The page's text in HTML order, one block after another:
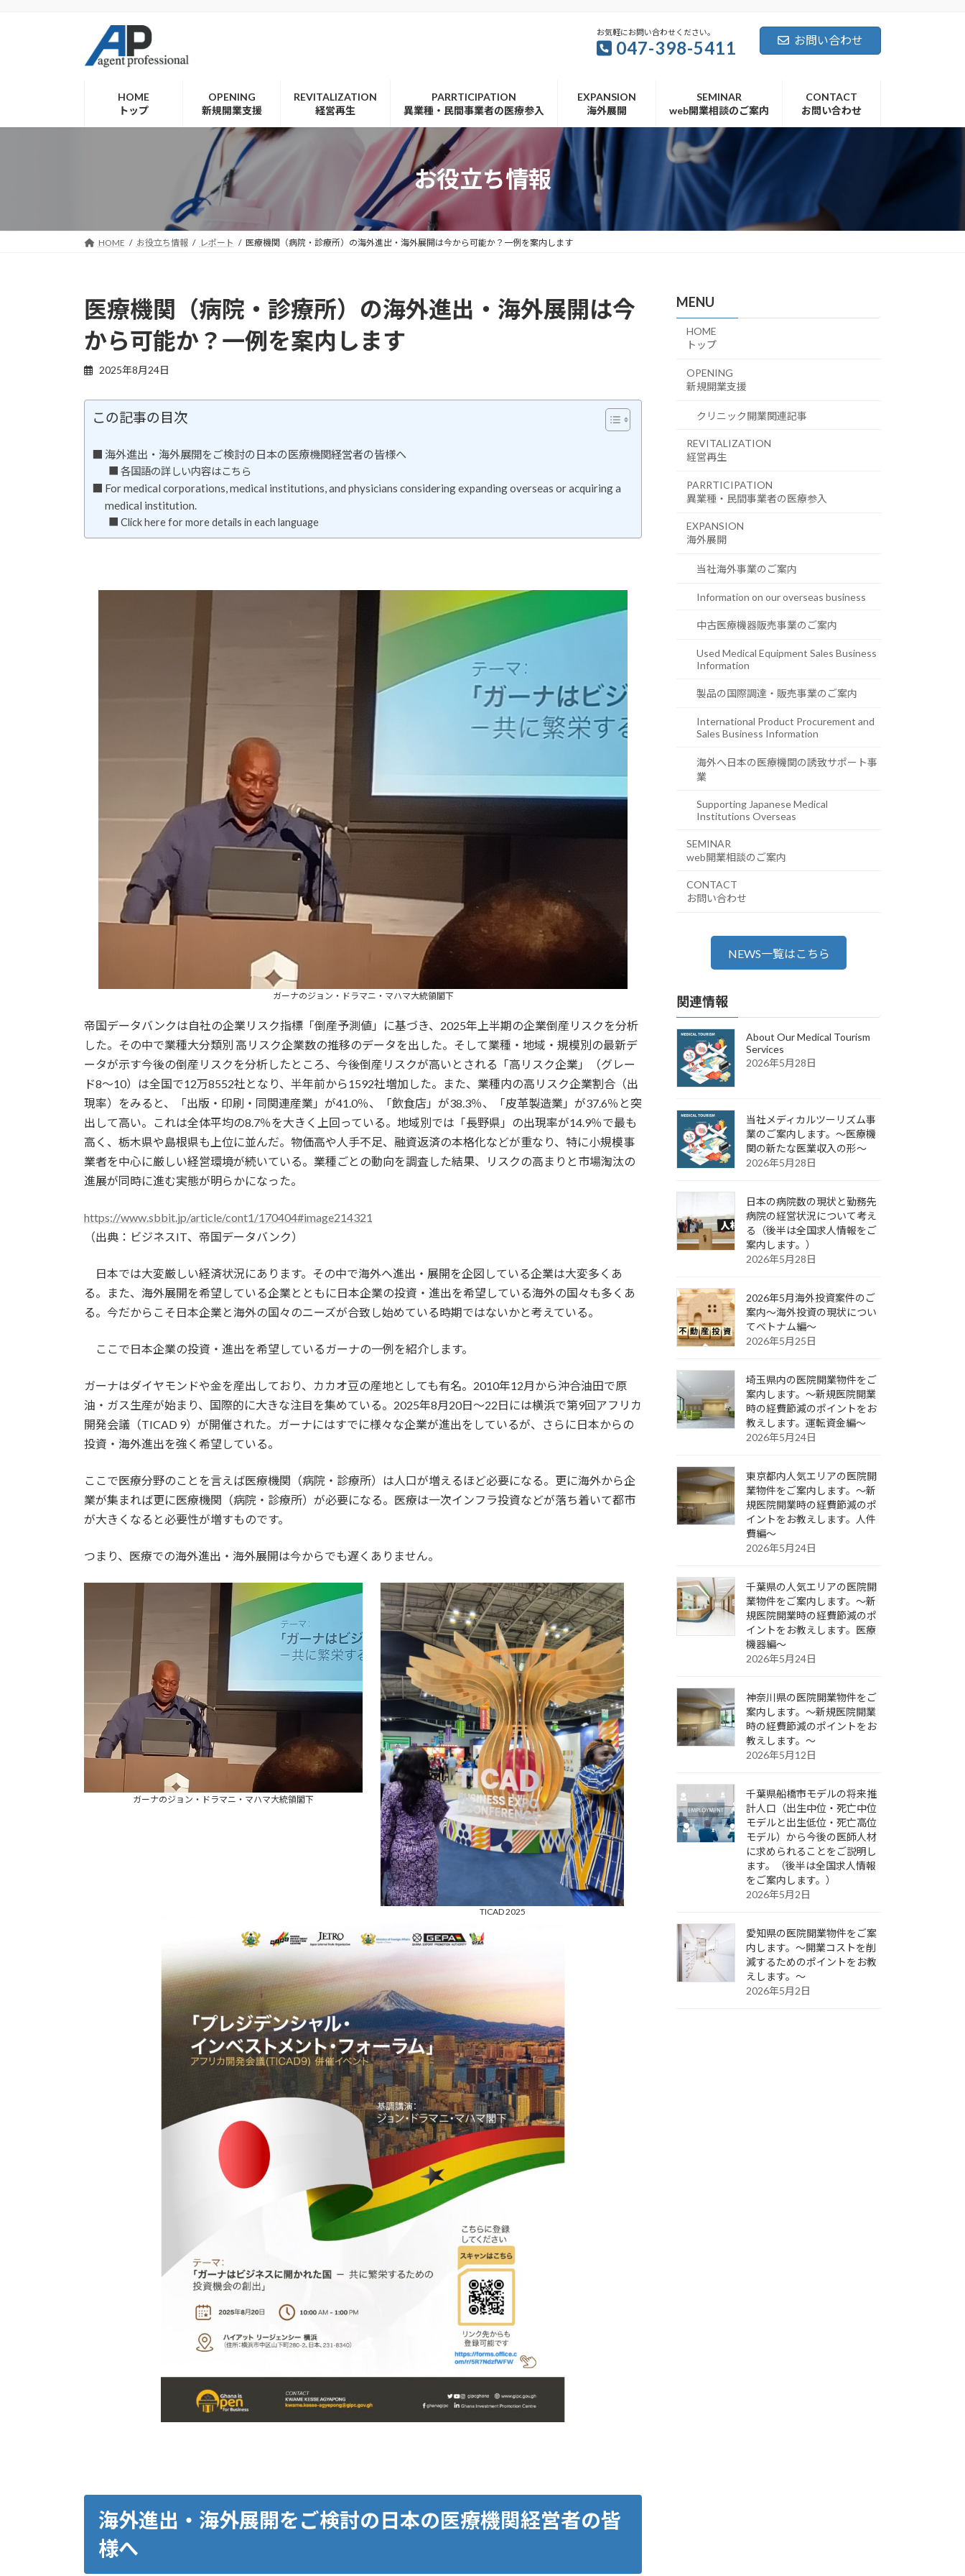
キ
に
お気軽にお問い合わせください。
047-398-5411 お問い合わせ
HOME
トップ
OPENING
新規開業支援
REVITALIZATION
経営再生
PARRTICIPATION
異業種・民間事業者の医療参入
EXPANSION
海外展開
SEMINAR
web開業相談のご案内
CONTACT
お問い合わせ
お役立ち情報
HOME お役立ち情報 レポート 医療機関（病院・診療所）の海外進出・海外展開は今から可能か？一例を案内します
医療機関（病院・診療所）の海外進出・海外展開は今
から可能か？一例を案内します
2025年8月24日
この記事の目次
海外進出・海外展開をご検討の日本の医療機関経営者の皆様へ
各国語の詳しい内容はこちら
For medical corporations, medical institutions, and physicians considering expanding overseas or acquiring a
medical institution.
Click here for more details in each language
ガーナのジョン・ドラマニ・マハマ大統領閣下
帝国データバンクは自社の企業リスク指標「倒産予測値」に基づき、2025年上半期の企業倒産リスクを分析
した。その中で業種大分類別 高リスク企業数の推移のデータを出した。そして業種・地域・規模別の最新デ
ータが示す今後の倒産リスクを分析したところ、今後倒産リスクが高いとされる「高リスク企業」（グレー
ド8～10）は全国で12万8552社となり、半年前から1592社増加した。また、業種内の高リスク企業割合（出
現率）をみると、「出版・印刷・同関連産業」が41.0％、「飲食店」が38.3％、「皮革製造業」が37.6％と突
出して高い。これは全体平均の8.7％を大きく上回っている。地域別では「長野県」の出現率が14.9％で最も
高く、栃木県や島根県も上位に並んだ。物価高や人手不足、融資返済の本格化などが重なり、特に小規模事
業者を中心に厳しい経営環境が続いている。業種ごとの動向を調査した結果、リスクの高まりと市場淘汰の
進展が同時に進む実態が明らかになった。
https://www.sbbit.jp/article/cont1/170404#image214321
（出典：ビジネスIT、帝国データバンク）
日本では大変厳しい経済状況にあります。その中で海外へ進出・展開を企図している企業は大変多くあ
る。また、海外展開を希望している企業とともに日本企業の投資・進出を希望している海外の国々も多くあ
る。今だからこそ日本企業と海外の国々のニーズが合致し始めている時期ではないかと考えている。
ここで日本企業の投資・進出を希望しているガーナの一例を紹介します。
ガーナはダイヤモンドや金を産出しており、カカオ豆の産地としても有名。2010年12月から沖合油田で原
油・ガス生産が始まり、国際的に大きな注目を集めている。2025年8月20日～22日には横浜で第9回アフリカ
開発会議（TICAD 9）が開催された。ガーナにはすでに様々な企業が進出をしているが、さらに日本からの
投資・海外進出を強く希望している。
ここで医療分野のことを言えば医療機関（病院・診療所）は人口が増えるほど必要になる。更に海外から企
業が集まれば更に医療機関（病院・診療所）が必要になる。医療は一次インフラ投資などが落ち着いて都市
が大きくなると必要性が増すものです。
つまり、医療での海外進出・海外展開は今からでも遅くありません。
ガーナのジョン・ドラマニ・マハマ大統領閣下
TICAD 2025
海外進出・海外展開をご検討の日本の医療機関経営者の皆
様へ
MENU
HOME
トップ
OPENING
新規開業支援
クリニック開業関連記事
REVITALIZATION
経営再生
PARRTICIPATION
異業種・民間事業者の医療参入
EXPANSION
海外展開
当社海外事業のご案内
Information on our overseas business
中古医療機器販売事業のご案内
Used Medical Equipment Sales Business
Information
製品の国際調達・販売事業のご案内
International Product Procurement and
Sales Business Information
海外へ日本の医療機関の誘致サポート事
業
Supporting Japanese Medical
Institutions Overseas
SEMINAR
web開業相談のご案内
CONTACT
お問い合わせ
NEWS一覧はこちら
関連情報
About Our Medical Tourism
Services
2026年5月28日
当社メディカルツーリズム事
業のご案内します。～医療機
関の新たな医業収入の形～
2026年5月28日
日本の病院数の現状と勤務先
病院の経営状況について考え
る（後半は全国求人情報をご
案内します。）
2026年5月28日
2026年5月海外投資案件のご
案内～海外投資の現状につい
てベトナム編～
2026年5月25日
埼玉県内の医院開業物件をご
案内します。～新規医院開業
時の経費節減のポイントをお
教えします。運転資金編～
2026年5月24日
東京都内人気エリアの医院開
業物件をご案内します。～新
規医院開業時の経費節減のポ
イントをお教えします。人件
費編～
2026年5月24日
千葉県の人気エリアの医院開
業物件をご案内します。～新
規医院開業時の経費節減のポ
イントをお教えします。医療
機器編～
2026年5月24日
神奈川県の医院開業物件をご
案内します。～新規医院開業
時の経費節減のポイントをお
教えします。～
2026年5月12日
千葉県船橋市モデルの将来推
計人口（出生中位・死亡中位
モデルと出生低位・死亡高位
モデル）から今後の医師人材
に求められることをご説明し
ます。（後半は全国求人情報
をご案内します。）
2026年5月2日
愛知県の医院開業物件をご案
内します。～開業コストを削
減するためのポイントをお教
えします。～
2026年5月2日